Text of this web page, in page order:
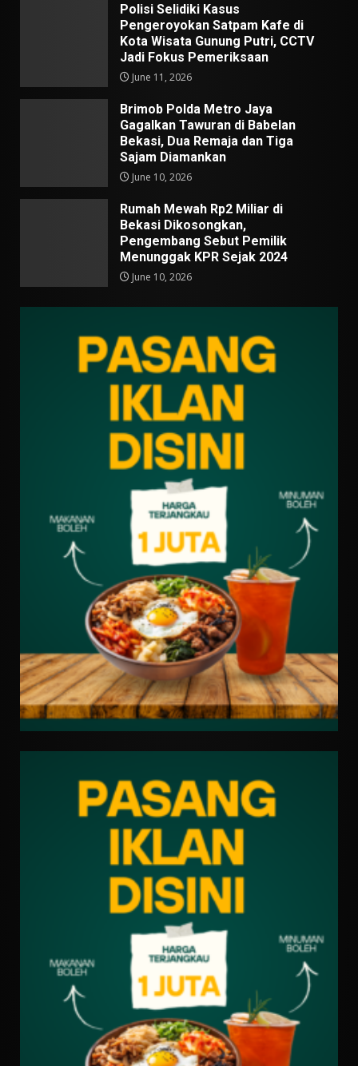
Polisi Selidiki Kasus
Pengeroyokan Satpam Kafe di
Kota Wisata Gunung Putri, CCTV
Jadi Fokus Pemeriksaan
June 11, 2026
Brimob Polda Metro Jaya
Gagalkan Tawuran di Babelan
Bekasi, Dua Remaja dan Tiga
Sajam Diamankan
June 10, 2026
Rumah Mewah Rp2 Miliar di
Bekasi Dikosongkan,
Pengembang Sebut Pemilik
Menunggak KPR Sejak 2024
June 10, 2026